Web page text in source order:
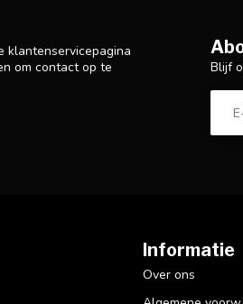
klantenservicepagina
om contact op te
Blijf
Informatie
Over ons